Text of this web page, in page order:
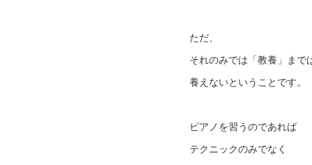
ただ、
それのみでは「教養」まで
養えないということです。
ピアノを習うのであれば
テクニックのみでなく